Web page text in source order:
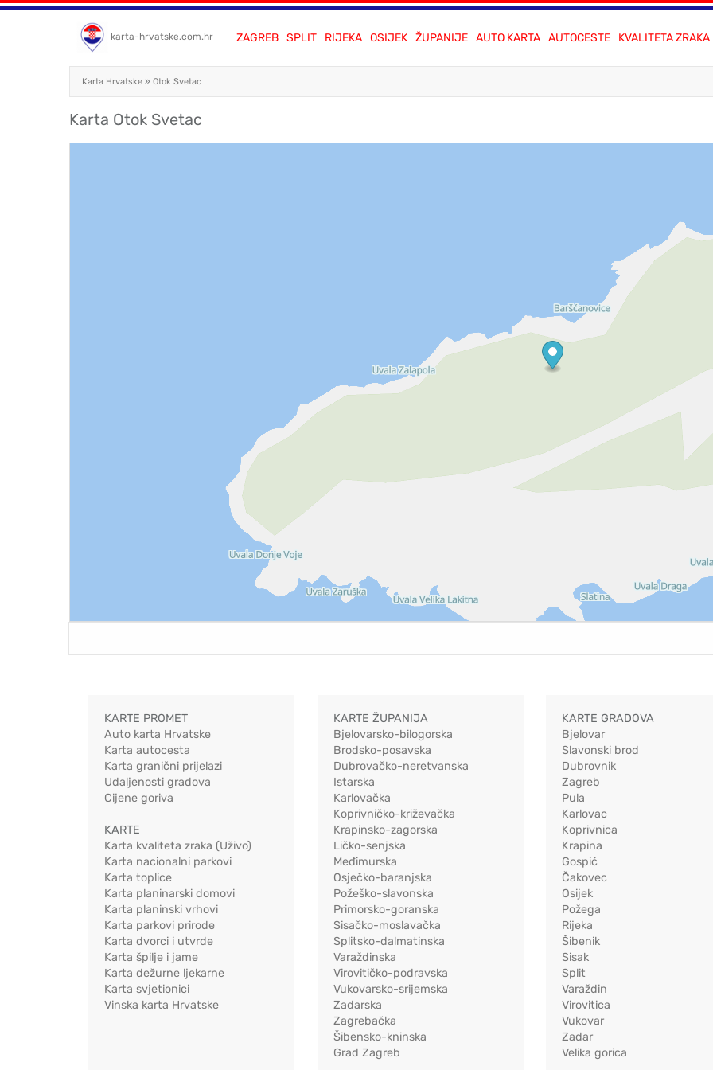
karta-hrvatske.com.hr ZAGREB SPLIT RIJEKA OSIJEK ŽUPANIJE AUTO KARTA AUTOCESTE KVALITETA ZRAKA
Karta Hrvatske » Otok Svetac
Karta Otok Svetac
KARTE PROMET
Auto karta Hrvatske
Karta autocesta
Karta granični prijelazi
Udaljenosti gradova
Cijene goriva
KARTE
Karta kvaliteta zraka (Uživo)
Karta nacionalni parkovi
Karta toplice
Karta planinarski domovi
Karta planinski vrhovi
Karta parkovi prirode
Karta dvorci i utvrde
Karta špilje i jame
Karta dežurne ljekarne
Karta svjetionici
Vinska karta Hrvatske
KARTE ŽUPANIJA
Bjelovarsko-bilogorska
Brodsko-posavska
Dubrovačko-neretvanska
Istarska
Karlovačka
Koprivničko-križevačka
Krapinsko-zagorska
Ličko-senjska
Međimurska
Osječko-baranjska
Požeško-slavonska
Primorsko-goranska
Sisačko-moslavačka
Splitsko-dalmatinska
Varaždinska
Virovitičko-podravska
Vukovarsko-srijemska
Zadarska
Zagrebačka
Šibensko-kninska
Grad Zagreb
KARTE GRADOVA
Bjelovar
Slavonski brod
Dubrovnik
Zagreb
Pula
Karlovac
Koprivnica
Krapina
Gospić
Čakovec
Osijek
Požega
Rijeka
Šibenik
Sisak
Split
Varaždin
Virovitica
Vukovar
Zadar
Velika gorica